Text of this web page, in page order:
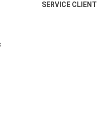
SERVICE CLIENT